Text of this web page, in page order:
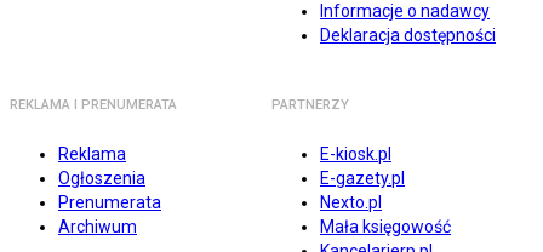
Informacje o nadawcy
Deklaracja dostępności
REKLAMA I PRENUMERATA
Reklama
Ogłoszenia
Prenumerata
Archiwum
PARTNERZY
E-kiosk.pl
E-gazety.pl
Nexto.pl
Mała księgowość